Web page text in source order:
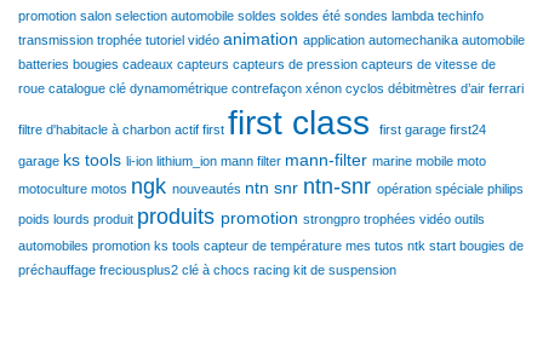
promotion salon selection automobile soldes soldes été sondes lambda techinfo
transmission trophée tutoriel vidéo animation application automechanika automobile
batteries bougies cadeaux capteurs capteurs de pression capteurs de vitesse de
roue catalogue clé dynamométrique contrefaçon xénon cyclos débitmètres d’air ferrari
filtre d'habitacle à charbon actif first first class first garage first24
garage ks tools li-ion lithium_ion mann filter mann-filter marine mobile moto
motoculture motos ngk nouveautés ntn snr ntn-snr opération spéciale philips
poids lourds produit produits promotion strongpro trophées vidéo outils
automobiles promotion ks tools capteur de température mes tutos ntk start bougies de
préchauffage freciousplus2 clé à chocs racing kit de suspension